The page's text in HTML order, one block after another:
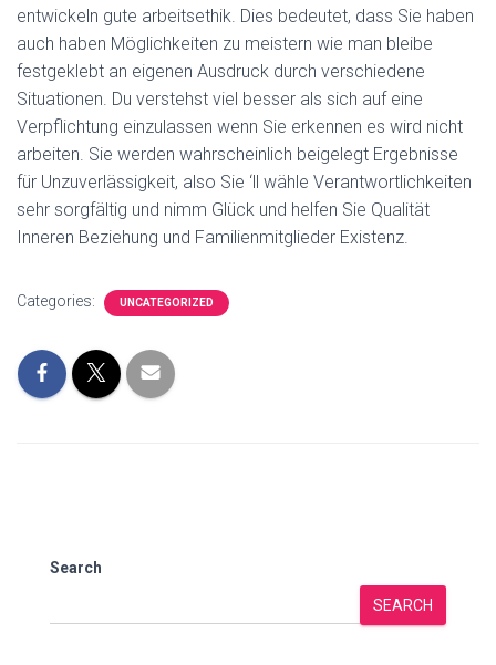
entwickeln gute arbeitsethik. Dies bedeutet, dass Sie haben
auch haben Möglichkeiten zu meistern wie man bleibe
festgeklebt an eigenen Ausdruck durch verschiedene
Situationen. Du verstehst viel besser als sich auf eine
Verpflichtung einzulassen wenn Sie erkennen es wird nicht
arbeiten. Sie werden wahrscheinlich beigelegt Ergebnisse
für Unzuverlässigkeit, also Sie ‘ll wähle Verantwortlichkeiten
sehr sorgfältig und nimm Glück und helfen Sie Qualität
Inneren Beziehung und Familienmitglieder Existenz.
Categories: UNCATEGORIZED
Search
SEARCH